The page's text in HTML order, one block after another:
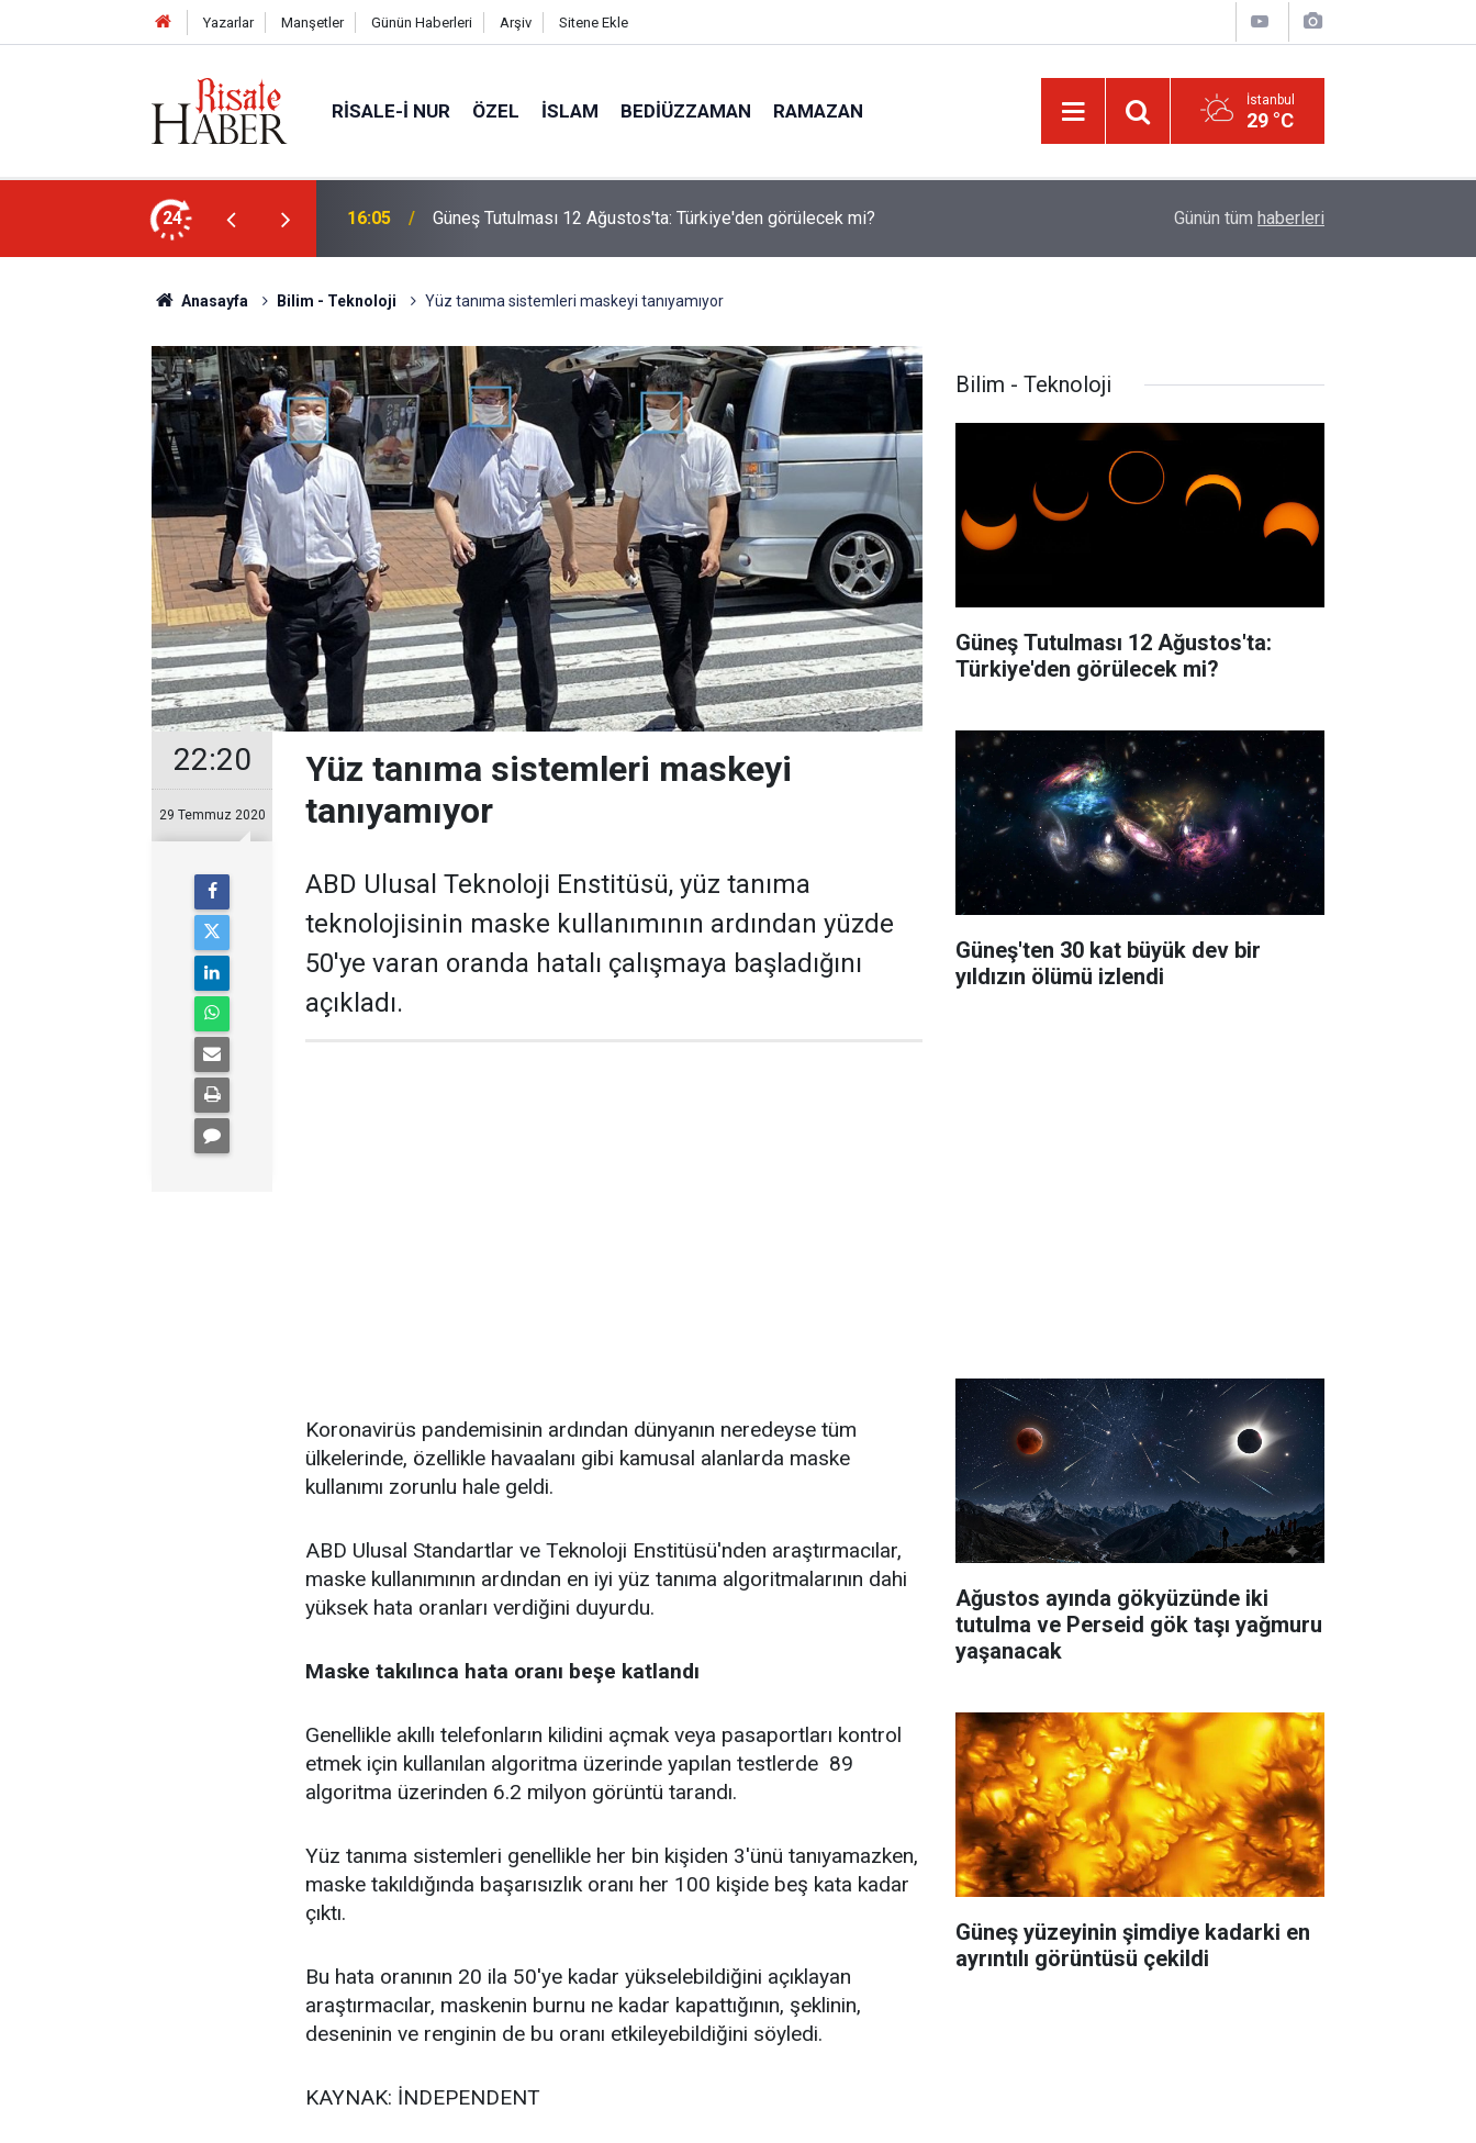
Yazarlar Manşetler Günün Haberleri Arşiv Sitene Ekle
RISALE-I NUR ÖZEL İSLAM BEDIÜZZAMAN RAMAZAN İstanbul
29 °C
24
geçirdiğini söyleyebilir miydik? 16:05 Güneş Tutulması 12 Ağustos'ta: Türkiye'den görülecek mi? Risale-i Nur'u kendine oku kendine, başkasına
Günün tüm haberleri
Anasayfa Bilim - Teknoloji Yüz tanıma sistemleri maskeyi tanıyamıyor
22:20
29 Temmuz 2020
Yüz tanıma sistemleri maskeyi
tanıyamıyor
ABD Ulusal Teknoloji Enstitüsü, yüz tanıma
teknolojisinin maske kullanımının ardından yüzde
50'ye varan oranda hatalı çalışmaya başladığını
açıkladı.
Koronavirüs pandemisinin ardından dünyanın neredeyse tüm
ülkelerinde, özellikle havaalanı gibi kamusal alanlarda maske
kullanımı zorunlu hale geldi.
ABD Ulusal Standartlar ve Teknoloji Enstitüsü'nden araştırmacılar,
maske kullanımının ardından en iyi yüz tanıma algoritmalarının dahi
yüksek hata oranları verdiğini duyurdu.
Maske takılınca hata oranı beşe katlandı
Genellikle akıllı telefonların kilidini açmak veya pasaportları kontrol
etmek için kullanılan algoritma üzerinde yapılan testlerde 89
algoritma üzerinden 6.2 milyon görüntü tarandı.
Yüz tanıma sistemleri genellikle her bin kişiden 3'ünü tanıyamazken,
maske takıldığında başarısızlık oranı her 100 kişide beş kata kadar
çıktı.
Bu hata oranının 20 ila 50'ye kadar yükselebildiğini açıklayan
araştırmacılar, maskenin burnu ne kadar kapattığının, şeklinin,
deseninin ve renginin de bu oranı etkileyebildiğini söyledi.
KAYNAK: İNDEPENDENT
Bilim - Teknoloji
Güneş Tutulması 12 Ağustos'ta:
Türkiye'den görülecek mi?
Güneş'ten 30 kat büyük dev bir
yıldızın ölümü izlendi
Ağustos ayında gökyüzünde iki
tutulma ve Perseid gök taşı yağmuru
yaşanacak
Güneş yüzeyinin şimdiye kadarki en
ayrıntılı görüntüsü çekildi